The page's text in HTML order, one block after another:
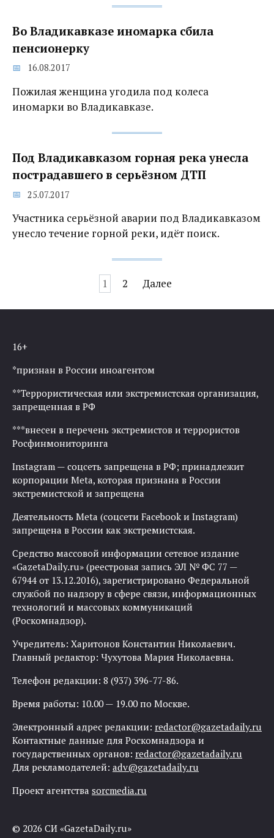
Во Владикавказе иномарка сбила
пенсионерку
16.08.2017
Пожилая женщина угодила под колеса
иномарки во Владикавказе.
Под Владикавказом горная река унесла
пострадавшего в серьёзном ДТП
25.07.2017
Участника серьёзной аварии под Владикавказом
унесло течение горной реки, идёт поиск.
записям
1 2 Далее
16+
*признан в России иноагентом
**Террористическая или экстремистская организация,
запрещенная в РФ
***внесен в перечень экстремистов и террористов
Росфинмониторинга
Instagram — соцсеть запрещена в РФ; принадлежит
корпорации Meta, которая признана в России
экстремистской и запрещена
Деятельность Meta (соцсети Facebook и Instagram)
запрещена в России как экстремистская.
Средство массовой информации сетевое издание
«GazetaDaily.ru» (реестровая запись ЭЛ № ФС 77 —
67944 от 13.12.2016), зарегистрировано Федеральной
службой по надзору в сфере связи, информационных
технологий и массовых коммуникаций
(Роскомнадзор).
Учредитель: Харитонов Константин Николаевич.
Главный редактор: Чухутова Мария Николаевна.
Телефон редакции: 8 (937) 396-77-86.
Время работы: 10.00 — 19.00 по Москве.
Электронный адрес редакции: redactor@gazetadaily.ru
Контактные данные для Роскомнадзора и
государственных органов: redactor@gazetadaily.ru
Для рекламодателей: adv@gazetadaily.ru
Проект агентства sorcmedia.ru
© 2026 СИ «GazetaDaily.ru»